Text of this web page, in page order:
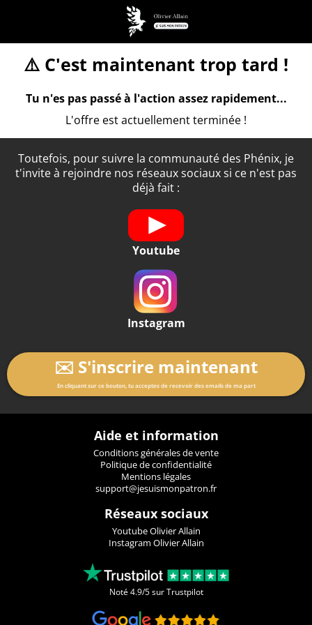
⚠️ C'est maintenant trop tard !
Tu n'es pas passé à l'action assez rapidement...
L'offre est actuellement terminée !
Toutefois, pour suivre la communauté des Phénix, je
t'invite à rejoindre nos réseaux sociaux si ce n'est pas
déjà fait :
Youtube
Instagram
✉️ S'inscrire maintenant
En cliquant sur ce bouton, tu acceptes de recevoir des emails de ma part
Aide et information
Conditions générales de vente
Politique de confidentialité
Mentions légales
support@jesuismonpatron.fr
Réseaux sociaux
Youtube Olivier Allain
Instagram Olivier Allain
Noté 4.9/5 sur Trustpilot